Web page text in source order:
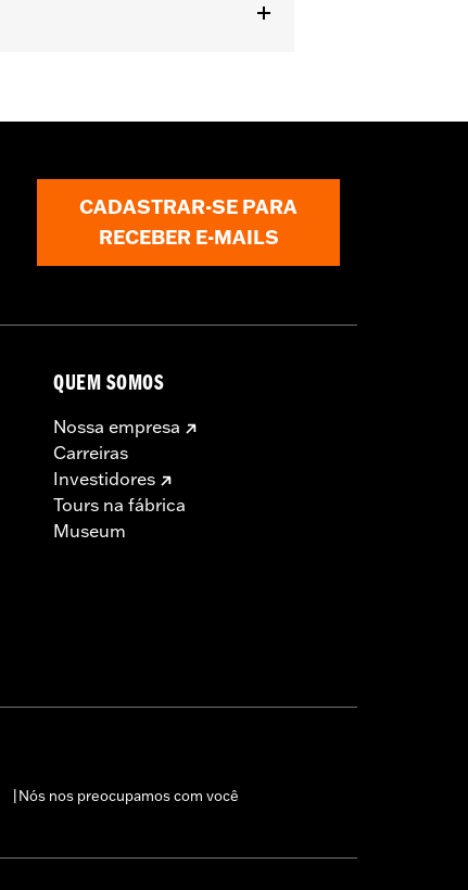
CADASTRAR-SE PARA
RECEBER E-MAILS
QUEM SOMOS
Nossa empresa
Carreiras
Investidores
Tours na fábrica
Museum
Nós nos preocupamos com você